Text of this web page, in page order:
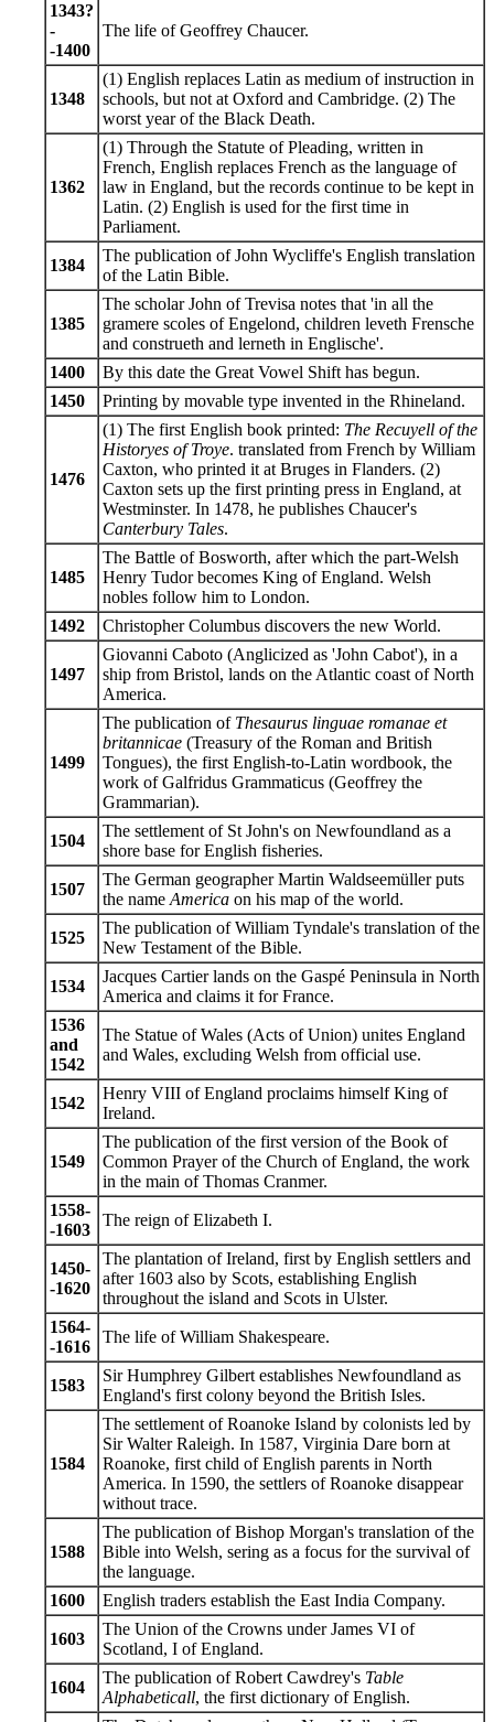
1343?
-
-1400
The life of Geoffrey Chaucer.
1348
(1) English replaces Latin as medium of instruction in
schools, but not at Oxford and Cambridge. (2) The
worst year of the Black Death.
1362
(1) Through the Statute of Pleading, written in
French, English replaces French as the language of
law in England, but the records continue to be kept in
Latin. (2) English is used for the first time in
Parliament.
1384
The publication of John Wycliffe's English translation
of the Latin Bible.
1385
The scholar John of Trevisa notes that 'in all the
gramere scoles of Engelond, children leveth Frensche
and construeth and lerneth in Englische'.
1400
By this date the Great Vowel Shift has begun.
1450
Printing by movable type invented in the Rhineland.
1476
(1) The first English book printed: The Recuyell of the
Historyes of Troye. translated from French by William
Caxton, who printed it at Bruges in Flanders. (2)
Caxton sets up the first printing press in England, at
Westminster. In 1478, he publishes Chaucer's
Canterbury Tales.
1485
The Battle of Bosworth, after which the part-Welsh
Henry Tudor becomes King of England. Welsh
nobles follow him to London.
1492
Christopher Columbus discovers the new World.
1497
Giovanni Caboto (Anglicized as 'John Cabot'), in a
ship from Bristol, lands on the Atlantic coast of North
America.
1499
The publication of Thesaurus linguae romanae et
britannicae (Treasury of the Roman and British
Tongues), the first English-to-Latin wordbook, the
work of Galfridus Grammaticus (Geoffrey the
Grammarian).
1504
The settlement of St John's on Newfoundland as a
shore base for English fisheries.
1507
The German geographer Martin Waldseemüller puts
the name America on his map of the world.
1525
The publication of William Tyndale's translation of the
New Testament of the Bible.
1534
Jacques Cartier lands on the Gaspé Peninsula in North
America and claims it for France.
1536
and
1542
The Statue of Wales (Acts of Union) unites England
and Wales, excluding Welsh from official use.
1542
Henry VIII of England proclaims himself King of
Ireland.
1549
The publication of the first version of the Book of
Common Prayer of the Church of England, the work
in the main of Thomas Cranmer.
1558-
-1603
The reign of Elizabeth I.
1450-
-1620
The plantation of Ireland, first by English settlers and
after 1603 also by Scots, establishing English
throughout the island and Scots in Ulster.
1564-
-1616
The life of William Shakespeare.
1583
Sir Humphrey Gilbert establishes Newfoundland as
England's first colony beyond the British Isles.
1584
The settlement of Roanoke Island by colonists led by
Sir Walter Raleigh. In 1587, Virginia Dare born at
Roanoke, first child of English parents in North
America. In 1590, the settlers of Roanoke disappear
without trace.
1588
The publication of Bishop Morgan's translation of the
Bible into Welsh, sering as a focus for the survival of
the language.
1600
English traders establish the East India Company.
1603
The Union of the Crowns under James VI of
Scotland, I of England.
1604
The publication of Robert Cawdrey's Table
Alphabeticall, the first dictionary of English.